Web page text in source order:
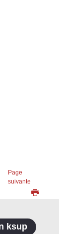
Page
suivante
ksup